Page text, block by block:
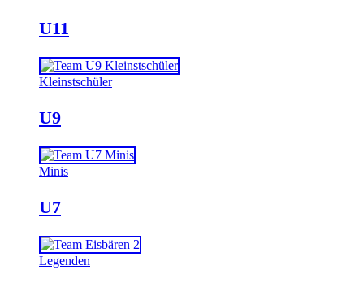
U11
Kleinstschüler
U9
Minis
U7
Legenden